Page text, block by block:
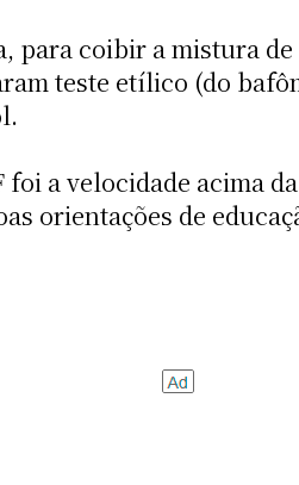
para coibir a mistura
teste etílico (do
foi a velocidade acima
orientações de